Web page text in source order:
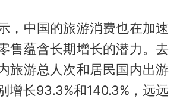
，中国的旅游消费也在加速
售蕴含长期增长的潜力。去
旅游总人次和居民国内出游
增长93.3%和140.3%，远远